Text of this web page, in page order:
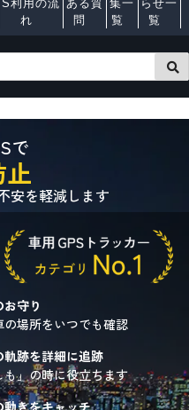
S利用の流
れ
ある質
問
集一
覧
らせ一
覧
で
安を軽減します
お守り
の場所をいつでも確認
軌跡を詳細に追跡
も」の時に役立ちます
動きをキャッチ